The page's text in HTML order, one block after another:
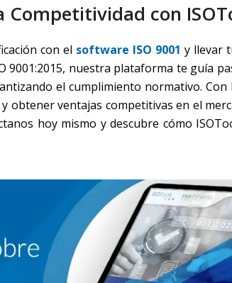
con
con el software ISO 9001 y llevar
9001:2015, nuestra plataforma te guía
el cumplimiento normativo. Con
obtener ventajas competitivas en el
hoy mismo y descubre cómo